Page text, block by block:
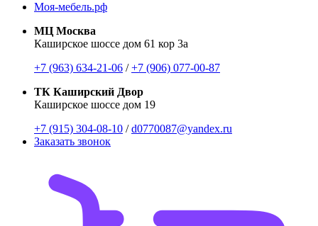
Моя-мебель.рф
МЦ Москва
Каширское шоссе дом 61 кор 3а
+7 (963) 634-21-06 /+7 (906) 077-00-87
ТК Каширский Двор
Каширское шоссе дом 19
+7 (915) 304-08-10 /d0770087@yandex.ru
Заказать звонок